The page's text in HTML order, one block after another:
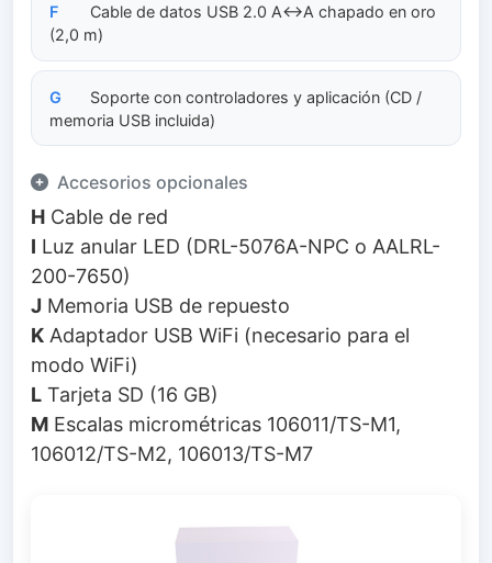
F
Cable de datos USB 2.0 A↔A chapado en oro
(2,0 m)
G
Soporte con controladores y aplicación (CD /
memoria USB incluida)
Accesorios opcionales
H Cable de red
I Luz anular LED (DRL-5076A-NPC o AALRL-
200-7650)
J Memoria USB de repuesto
K Adaptador USB WiFi (necesario para el
modo WiFi)
L Tarjeta SD (16 GB)
M Escalas micrométricas 106011/TS-M1,
106012/TS-M2, 106013/TS-M7